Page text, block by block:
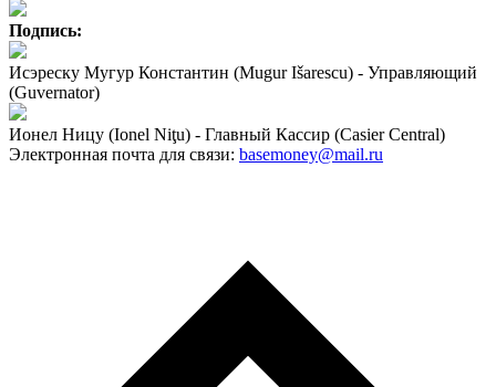
Подпись:
Исэреску Мугур Константин (Mugur Išarescu) - Управляющий
(Guvernator)
Ионел Ницу (Ionel Niţu) - Главный Кассир (Casier Central)
Электронная почта для связи: basemoney@mail.ru